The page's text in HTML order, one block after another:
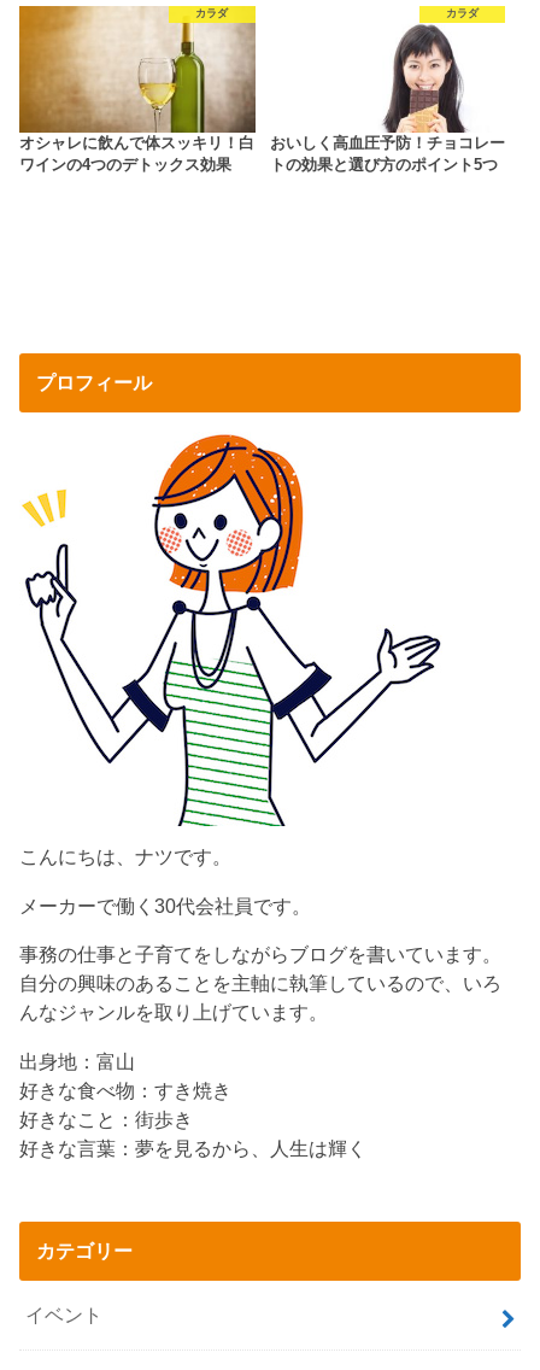
カラダ
オシャレに飲んで体スッキリ！白
ワインの4つのデトックス効果
カラダ
おいしく高血圧予防！チョコレー
トの効果と選び方のポイント5つ
プロフィール
こんにちは、ナツです。
メーカーで働く30代会社員です。
事務の仕事と子育てをしながらブログを書いています。
自分の興味のあることを主軸に執筆しているので、いろ
んなジャンルを取り上げています。
出身地：富山
好きな食べ物：すき焼き
好きなこと：街歩き
好きな言葉：夢を見るから、人生は輝く
カテゴリー
イベント